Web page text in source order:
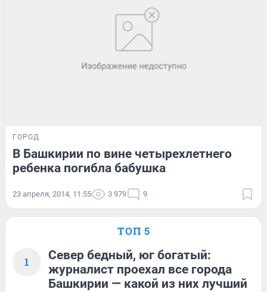
ГОРОД
В Башкирии по вине четырехлетнего
ребенка погибла бабушка
23 апреля, 2014, 11:55 3 979 9
ТОП 5
1
Север бедный, юг богатый:
журналист проехал все города
Башкирии — какой из них лучший